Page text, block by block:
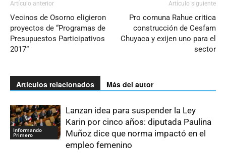
Artículo anterior
Vecinos de Osorno eligieron
proyectos de “Programas de
Presupuestos Participativos
2017”
Artículo siguiente
Pro comuna Rahue critica
construcción de Cesfam
Chuyaca y exijen uno para el
sector
Artículos relacionados Más del autor
Informando
Primero
Lanzan idea para suspender la Ley
Karin por cinco años: diputada Paulina
Muñoz dice que norma impactó en el
empleo femenino